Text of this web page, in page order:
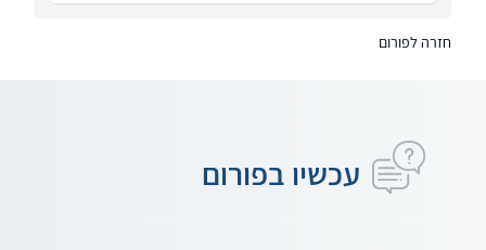
חזרה לפורום
עכשיו בפורום